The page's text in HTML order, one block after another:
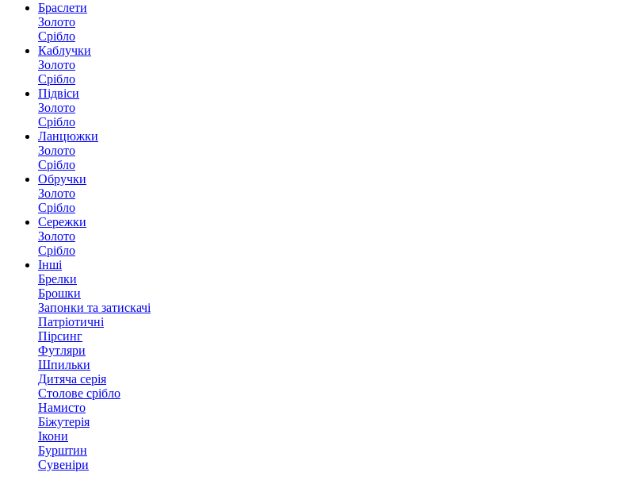
Браслети
Золото
Срібло
Каблучки
Золото
Срібло
Підвіси
Золото
Срібло
Ланцюжки
Золото
Срібло
Обручки
Золото
Срібло
Сережки
Золото
Срібло
Інші
Брелки
Брошки
Запонки та затискачі
Патріотичні
Пірсинг
Футляри
Шпильки
Дитяча серія
Столове срібло
Намисто
Біжутерія
Ікони
Бурштин
Сувеніри